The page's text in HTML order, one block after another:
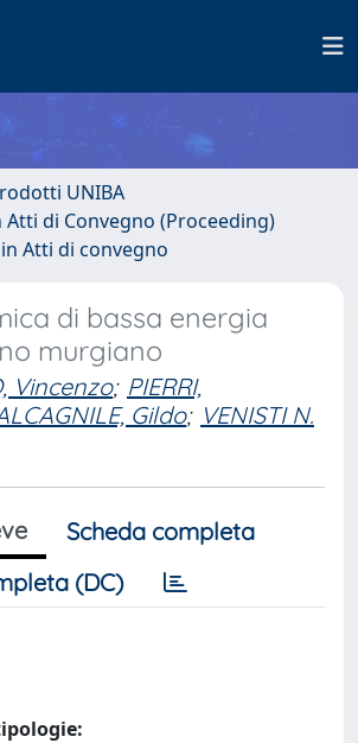
UNIBA
di Convegno (Proceeding)
Atti di convegno
di bassa energia
murgiano
Vincenzo; PIERRI,
Gildo; VENISTI N.
Scheda completa
(DC)